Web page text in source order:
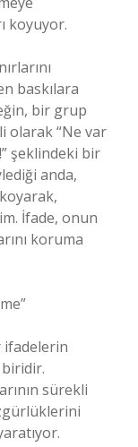
koyuyor.
baskılara
bir grup
olarak “Ne var
şeklindeki bir
anda,
İfade, onun
koruma
ifadelerin
sürekli